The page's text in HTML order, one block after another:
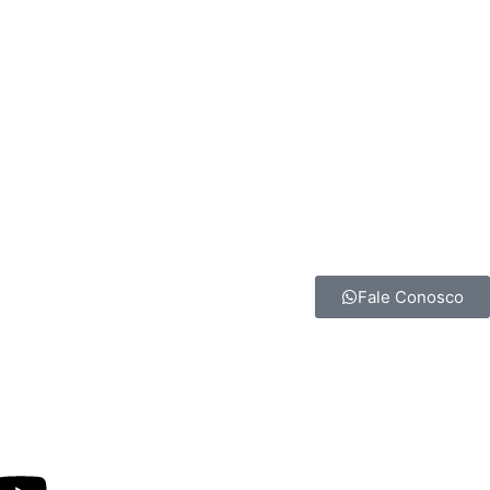
Fale Conosco